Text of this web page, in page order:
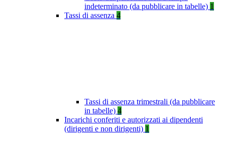
indeterminato (da pubblicare in tabelle) 1
Tassi di assenza 4
Tassi di assenza trimestrali (da pubblicare
in tabelle) 4
Incarichi conferiti e autorizzati ai dipendenti
(dirigenti e non dirigenti) 1